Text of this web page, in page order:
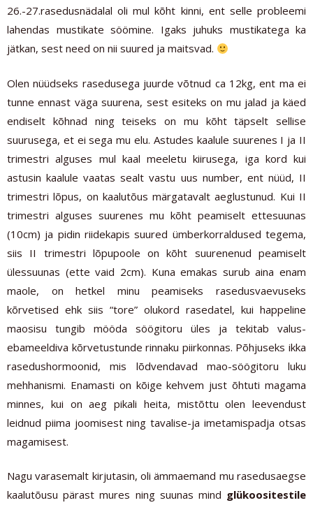
26.-27.rasedusnädalal oli mul kõht kinni, ent selle probleemi
lahendas mustikate söömine. Igaks juhuks mustikatega ka
jätkan, sest need on nii suured ja maitsvad.
Olen nüüdseks rasedusega juurde võtnud ca 12kg, ent ma ei
tunne ennast väga suurena, sest esiteks on mu jalad ja käed
endiselt kõhnad ning teiseks on mu kõht täpselt sellise
suurusega, et ei sega mu elu. Astudes kaalule suurenes I ja II
trimestri alguses mul kaal meeletu kiirusega, iga kord kui
astusin kaalule vaatas sealt vastu uus number, ent nüüd, II
trimestri lõpus, on kaalutõus märgatavalt aeglustunud. Kui II
trimestri alguses suurenes mu kõht peamiselt ettesuunas
(10cm) ja pidin riidekapis suured ümberkorraldused tegema,
siis II trimestri lõpupoole on kõht suurenenud peamiselt
ülessuunas (ette vaid 2cm). Kuna emakas surub aina enam
maole, on hetkel minu peamiseks rasedusvaevuseks
kõrvetised ehk siis “tore” olukord rasedatel, kui happeline
maosisu tungib mööda söögitoru üles ja tekitab valus-
ebameeldiva kõrvetustunde rinnaku piirkonnas. Põhjuseks ikka
rasedushormoonid, mis lõdvendavad mao-söögitoru luku
mehhanismi. Enamasti on kõige kehvem just õhtuti magama
minnes, kui on aeg pikali heita, mistõttu olen leevendust
leidnud piima joomisest ning tavalise-ja imetamispadja otsas
magamisest.
Nagu varasemalt kirjutasin, oli ämmaemand mu rasedusaegse
kaalutõusu pärast mures ning suunas mind glükoositestile